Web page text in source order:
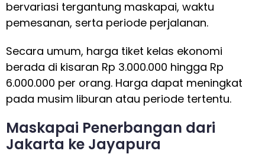
bervariasi tergantung maskapai, waktu
pemesanan, serta periode perjalanan.
Secara umum, harga tiket kelas ekonomi
berada di kisaran Rp 3.000.000 hingga Rp
6.000.000 per orang. Harga dapat meningkat
pada musim liburan atau periode tertentu.
Maskapai Penerbangan dari
Jakarta ke Jayapura